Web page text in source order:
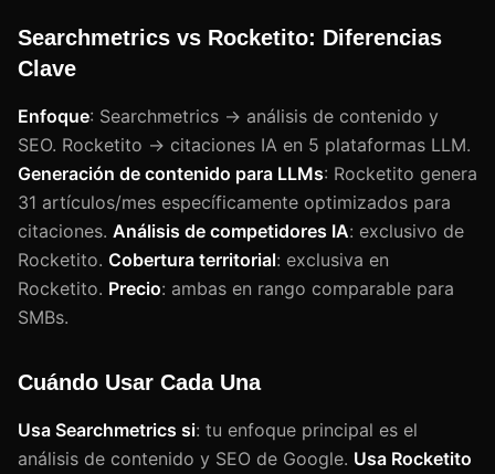
Searchmetrics vs Rocketito: Diferencias
Clave
Enfoque: Searchmetrics → análisis de contenido y
SEO. Rocketito → citaciones IA en 5 plataformas LLM.
Generación de contenido para LLMs: Rocketito genera
31 artículos/mes específicamente optimizados para
citaciones. Análisis de competidores IA: exclusivo de
Rocketito. Cobertura territorial: exclusiva en
Rocketito. Precio: ambas en rango comparable para
SMBs.
Cuándo Usar Cada Una
Usa Searchmetrics si: tu enfoque principal es el
análisis de contenido y SEO de Google. Usa Rocketito